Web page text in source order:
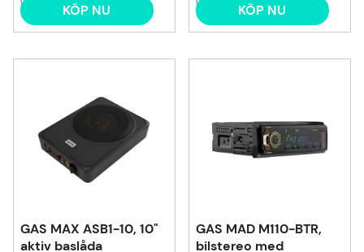
KÖP NU KÖP NU
GAS MAX ASB1-10, 10"
aktiv baslåda
GAS MAD M110-BTR,
bilstereo med